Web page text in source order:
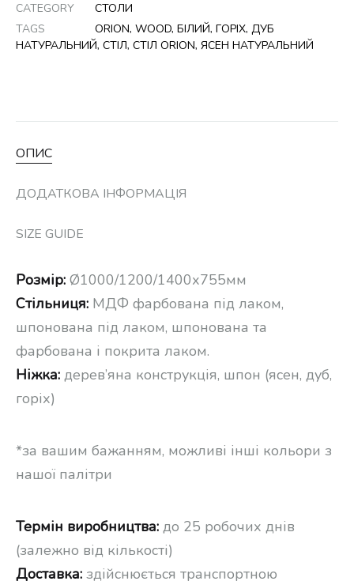
CATEGORY
СТОЛИ
TAGS
ORION, WOOD, БІЛИЙ, ГОРІХ, ДУБ
НАТУРАЛЬНИЙ, СТІЛ, СТІЛ ORION, ЯСЕН НАТУРАЛЬНИЙ
ОПИС
ДОДАТКОВА ІНФОРМАЦІЯ
SIZE GUIDE
Розмір: Ø1000/1200/1400х755мм
Стільниця: МДФ фарбована під лаком,
шпонована під лаком, шпонована та
фарбована і покрита лаком.
Ніжка: дерев’яна конструкція, шпон (ясен, дуб,
горіх)
*за вашим бажанням, можливі інші кольори з
нашої палітри
Термін виробництва: до 25 робочих днів
(залежно від кількості)
Доставка: здійснюється транспортною